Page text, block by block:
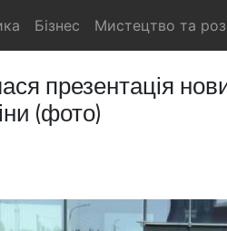
Бізнес Мистецтво та
презентація
(фото)